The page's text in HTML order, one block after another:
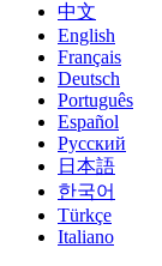
中文
English
Français
Deutsch
Português
Español
Русский
日本語
한국어
Türkçe
Italiano